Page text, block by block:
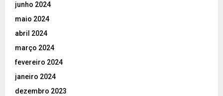
junho 2024
maio 2024
abril 2024
março 2024
fevereiro 2024
janeiro 2024
dezembro 2023